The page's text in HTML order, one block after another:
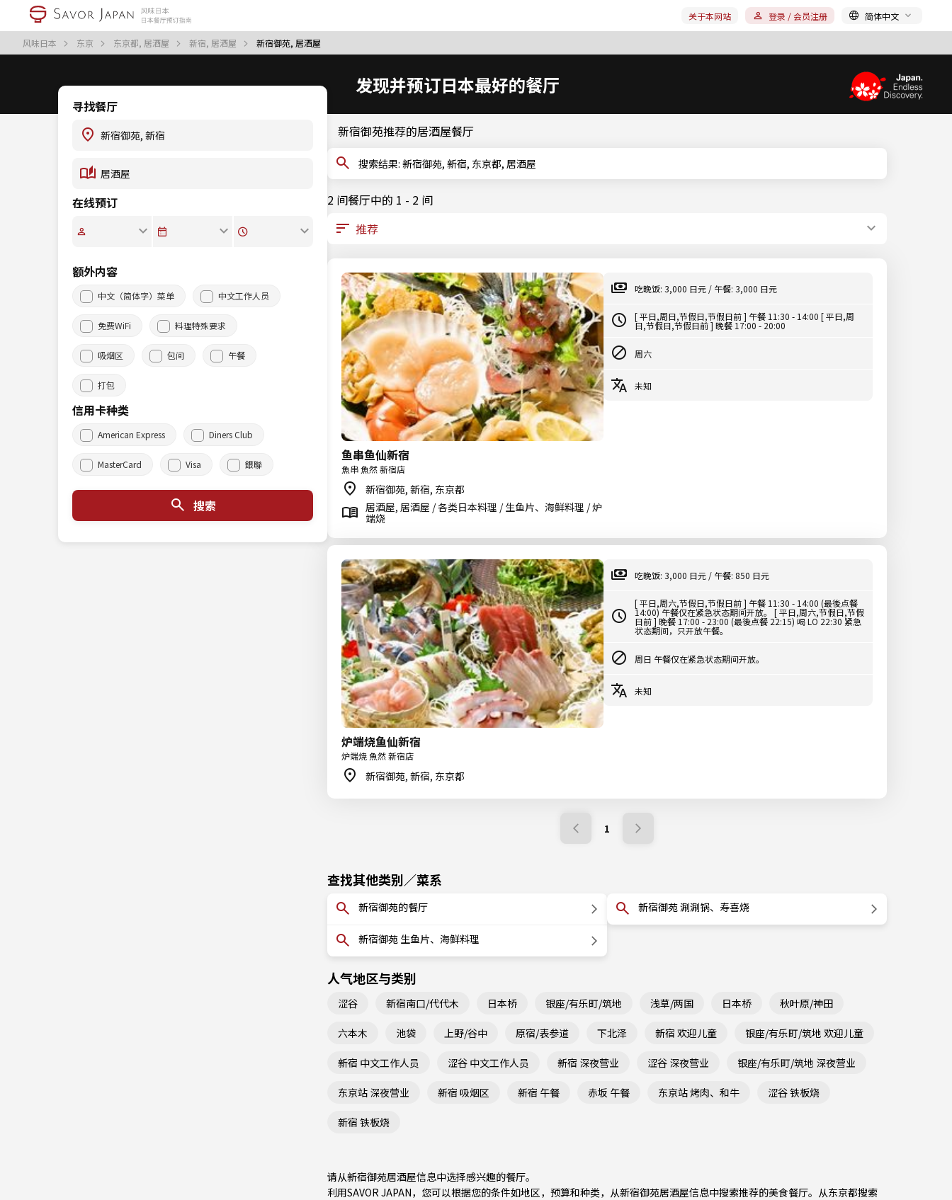
风味日本 东京 东京都, 居酒屋 新宿, 居酒屋 新宿御苑, 居酒屋
关于本网站 登录 / 会员注册 简体中文
发现并预订日本最好的餐厅
寻找餐厅
在线预订
额外内容
中文（简体字）菜单 中文工作人员
免费WiFi 料理特殊要求
吸烟区 包间 午餐
打包
信用卡种类
American Express Diners Club
MasterCard Visa 銀聯
搜索
新宿御苑推荐的居酒屋餐厅
搜索结果: 新宿御苑, 新宿, 东京都, 居酒屋
2 间餐厅中的 1 - 2 间
鱼串鱼仙新宿
魚串 魚然 新宿店
新宿御苑, 新宿, 东京都
居酒屋, 居酒屋 / 各类日本料理 / 生鱼片、海鲜料理 / 炉
端烧
吃晚饭: 3,000 日元 / 午餐: 3,000 日元
[ 平日,周日,节假日,节假日前 ] 午餐 11:30 - 14:00 [ 平日,周
日,节假日,节假日前 ] 晚餐 17:00 - 20:00
周六
未知
炉端烧鱼仙新宿
炉端焼 魚然 新宿店
新宿御苑, 新宿, 东京都
吃晚饭: 3,000 日元 / 午餐: 850 日元
[ 平日,周六,节假日,节假日前 ] 午餐 11:30 - 14:00 (最後点餐
14:00) 午餐仅在紧急状态期间开放。 [ 平日,周六,节假日,节假
日前 ] 晚餐 17:00 - 23:00 (最後点餐 22:15) 喝 LO 22:30 紧急
状态期间，只开放午餐。
周日 午餐仅在紧急状态期间开放。
未知
1
查找其他类别／菜系
新宿御苑的餐厅
新宿御苑 生鱼片、海鲜料理
新宿御苑 涮涮锅、寿喜烧
人气地区与类别
涩谷 新宿南口/代代木 日本桥 银座/有乐町/筑地 浅草/两国 日本桥 秋叶原/神田
六本木 池袋 上野/谷中 原宿/表参道 下北泽 新宿 欢迎儿童 银座/有乐町/筑地 欢迎儿童
新宿 中文工作人员 涩谷 中文工作人员 新宿 深夜营业 涩谷 深夜营业 银座/有乐町/筑地 深夜营业
东京站 深夜营业 新宿 吸烟区 新宿 午餐 赤坂 午餐 东京站 烤肉、和牛 涩谷 铁板烧
新宿 铁板烧
请从新宿御苑居酒屋信息中选择感兴趣的餐厅。
利用SAVOR JAPAN，您可以根据您的条件如地区，预算和种类，从新宿御苑居酒屋信息中搜索推荐的美食餐厅。从东京都搜索